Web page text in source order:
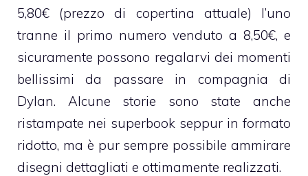
5,80€ (prezzo di copertina attuale) l’uno
tranne il primo numero venduto a 8,50€, e
sicuramente possono regalarvi dei momenti
bellissimi da passare in compagnia di
Dylan. Alcune storie sono state anche
ristampate nei superbook seppur in formato
ridotto, ma è pur sempre possibile ammirare
disegni dettagliati e ottimamente realizzati.